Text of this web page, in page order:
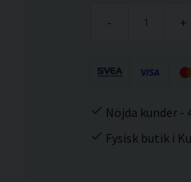
- +
Nöjda kunder -
Fysisk butik i